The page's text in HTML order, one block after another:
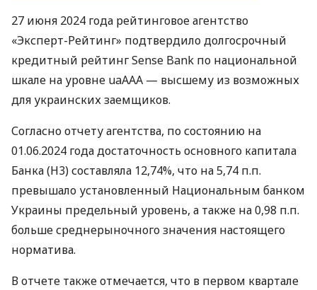
27 июня 2024 года рейтинговое агентство
«Эксперт-Рейтинг» подтвердило долгосрочный
кредитный рейтинг Sense Bank по национальной
шкале на уровне uaAАA — высшему из возможных
для украинских заемщиков.
Согласно отчету агентства, по состоянию на
01.06.2024 года достаточность основного капитала
Банка (Н3) составляла 12,74%, что на 5,74 п.п.
превышало установленный Национальным банком
Украины предельный уровень, а также на 0,98 п.п.
больше среднерыночного значения настоящего
норматива.
В отчете также отмечается, что в первом квартале